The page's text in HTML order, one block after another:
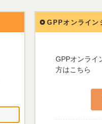
GPPオンライン
GPPオンライ
方はこちら